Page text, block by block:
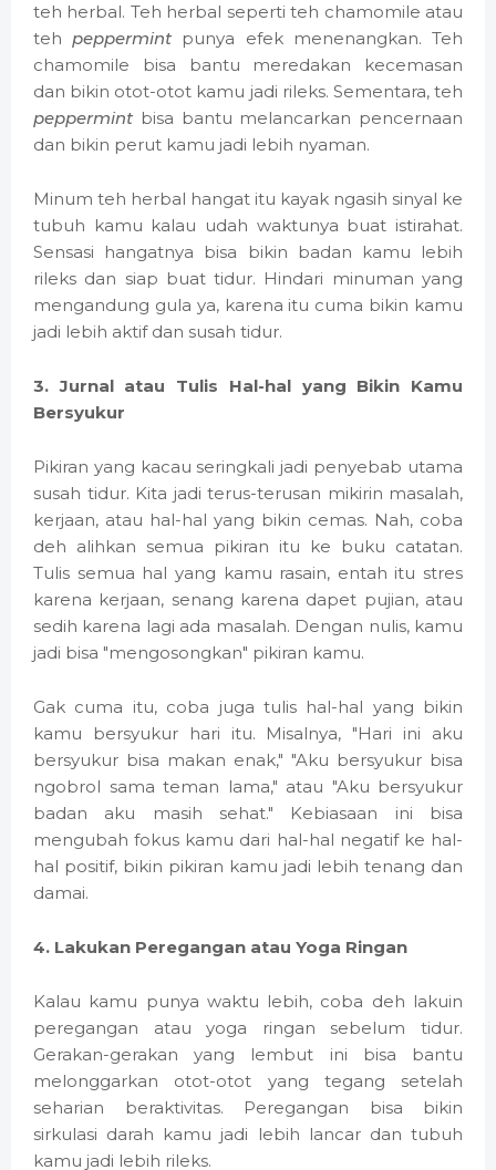
teh herbal. Teh herbal seperti teh chamomile atau
tehpeppermint punya efek menenangkan. Teh
chamomile bisa bantu meredakan kecemasan
dan bikin otot-otot kamu jadi rileks. Sementara, teh
peppermint bisa bantu melancarkan pencernaan
dan bikin perut kamu jadi lebih nyaman.
Minum teh herbal hangat itu kayak ngasih sinyal ke
tubuh kamu kalau udah waktunya buat istirahat.
Sensasi hangatnya bisa bikin badan kamu lebih
rileks dan siap buat tidur. Hindari minuman yang
mengandung gula ya, karena itu cuma bikin kamu
jadi lebih aktif dan susah tidur.
3. Jurnal atau Tulis Hal-hal yang Bikin Kamu
Bersyukur
Pikiran yang kacau seringkali jadi penyebab utama
susah tidur. Kita jadi terus-terusan mikirin masalah,
kerjaan, atau hal-hal yang bikin cemas. Nah, coba
deh alihkan semua pikiran itu ke buku catatan.
Tulis semua hal yang kamu rasain, entah itu stres
karena kerjaan, senang karena dapet pujian, atau
sedih karena lagi ada masalah. Dengan nulis, kamu
jadi bisa "mengosongkan" pikiran kamu.
Gak cuma itu, coba juga tulis hal-hal yang bikin
kamu bersyukur hari itu. Misalnya, "Hari ini aku
bersyukur bisa makan enak," "Aku bersyukur bisa
ngobrol sama teman lama," atau "Aku bersyukur
badan aku masih sehat." Kebiasaan ini bisa
mengubah fokus kamu dari hal-hal negatif ke hal-
hal positif, bikin pikiran kamu jadi lebih tenang dan
damai.
4. Lakukan Peregangan atau Yoga Ringan
Kalau kamu punya waktu lebih, coba deh lakuin
peregangan atau yoga ringan sebelum tidur.
Gerakan-gerakan yang lembut ini bisa bantu
melonggarkan otot-otot yang tegang setelah
seharian beraktivitas. Peregangan bisa bikin
sirkulasi darah kamu jadi lebih lancar dan tubuh
kamu jadi lebih rileks.